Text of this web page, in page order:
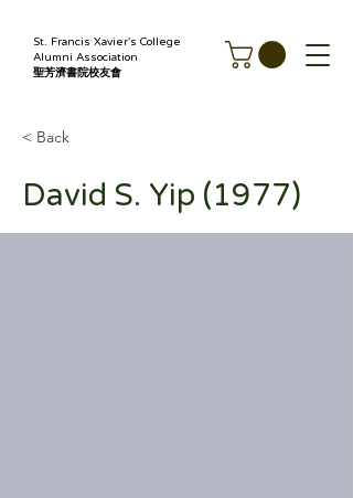
St. Francis Xavier's College
Alumni Association
聖芳濟書院校友會
< Back
David S. Yip (1977)